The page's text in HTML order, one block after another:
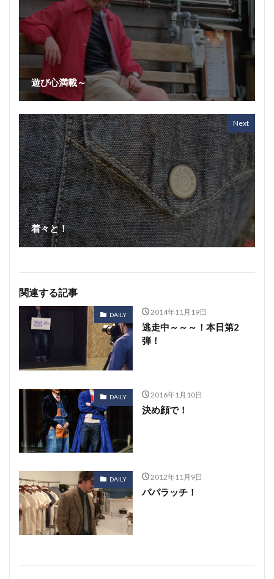
遊び心満載～
Next
着々と！
関連する記事
DAILY 2014年11月19日
逃走中～～～！本日第2
弾！
DAILY 2016年1月10日
決め顔で！
DAILY 2012年11月9日
パパラッチ！